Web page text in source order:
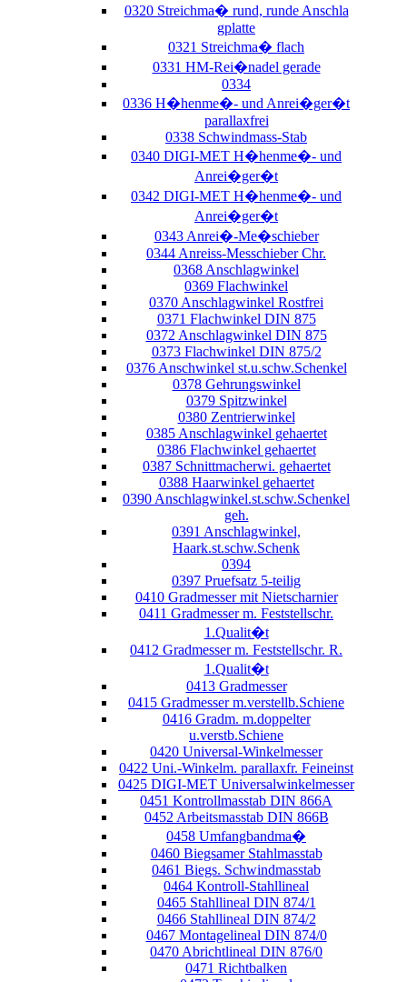
0320 Streichma� rund, runde Anschla
gplatte
0321 Streichma� flach
0331 HM-Rei�nadel gerade
0334
0336 H�henme�- und Anrei�ger�t
parallaxfrei
0338 Schwindmass-Stab
0340 DIGI-MET H�henme�- und
Anrei�ger�t
0342 DIGI-MET H�henme�- und
Anrei�ger�t
0343 Anrei�-Me�schieber
0344 Anreiss-Messchieber Chr.
0368 Anschlagwinkel
0369 Flachwinkel
0370 Anschlagwinkel Rostfrei
0371 Flachwinkel DIN 875
0372 Anschlagwinkel DIN 875
0373 Flachwinkel DIN 875/2
0376 Anschwinkel st.u.schw.Schenkel
0378 Gehrungswinkel
0379 Spitzwinkel
0380 Zentrierwinkel
0385 Anschlagwinkel gehaertet
0386 Flachwinkel gehaertet
0387 Schnittmacherwi. gehaertet
0388 Haarwinkel gehaertet
0390 Anschlagwinkel.st.schw.Schenkel
geh.
0391 Anschlagwinkel,
Haark.st.schw.Schenk
0394
0397 Pruefsatz 5-teilig
0410 Gradmesser mit Nietscharnier
0411 Gradmesser m. Feststellschr.
1.Qualit�t
0412 Gradmesser m. Feststellschr. R.
1.Qualit�t
0413 Gradmesser
0415 Gradmesser m.verstellb.Schiene
0416 Gradm. m.doppelter
u.verstb.Schiene
0420 Universal-Winkelmesser
0422 Uni.-Winkelm. parallaxfr. Feineinst
0425 DIGI-MET Universalwinkelmesser
0451 Kontrollmasstab DIN 866A
0452 Arbeitsmasstab DIN 866B
0458 Umfangbandma�
0460 Biegsamer Stahlmasstab
0461 Biegs. Schwindmasstab
0464 Kontroll-Stahllineal
0465 Stahllineal DIN 874/1
0466 Stahllineal DIN 874/2
0467 Montagelineal DIN 874/0
0470 Abrichtlineal DIN 876/0
0471 Richtbalken